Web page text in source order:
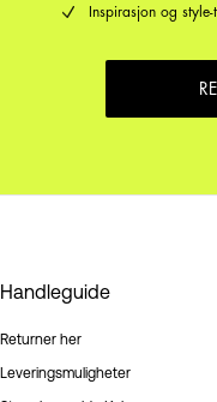
Inspirasjon og style-
Handleguide
Returner her
Leveringsmuligheter